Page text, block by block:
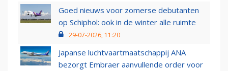
Goed nieuws voor zomerse debutanten
op Schiphol: ook in de winter alle ruimte
29-07-2026, 11:20
Japanse luchtvaartmaatschappij ANA
bezorgt Embraer aanvullende order voor